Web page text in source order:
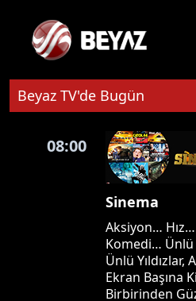
Beyaz TV'de Bugün
08:00
Sinema
Aksiyon…
Komedi… Ünlü
Ünlü Yıldızlar,
Ekran Başına
Birbirinden